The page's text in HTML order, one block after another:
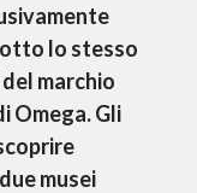
lo stesso
marchio
Omega. Gli
musei